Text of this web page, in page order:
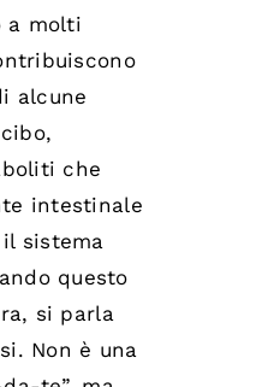
a molti
alcune
che
intestinale
sistema
questo
si parla
Non è una